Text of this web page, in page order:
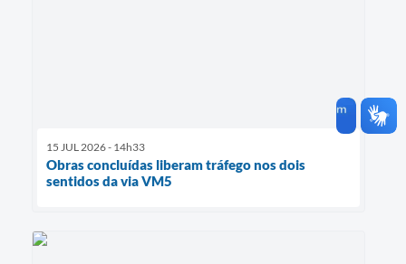
15 JUL 2026 - 14h33
Obras concluídas liberam tráfego nos dois
sentidos da via VM5